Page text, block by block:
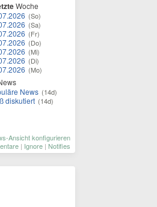
Woche
(So)
(Sa)
(Fr)
(Do)
(Mi)
(Di)
(Mo)
News (14d)
diskutiert (14d)
Ansicht konfigurieren
| Ignore | Notifies